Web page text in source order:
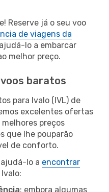
Reserve já o seu voo
de viagens da
lo a embarcar
melhor preço.
baratos
para Ivalo (IVL) de
excelentes ofertas
preços
que lhe pouparão
de conforto.
lo a encontrar
: embora algumas